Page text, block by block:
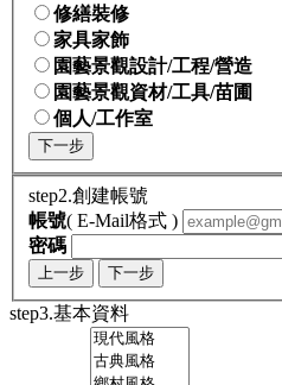
修繕裝修
家具家飾
園藝景觀設計/工程/營造
園藝景觀資材/工具/苗圃
個人/工作室
下一步
step2.創建帳號
帳號( E-Mail格式 )
密碼
上一步 下一步
step3.基本資料